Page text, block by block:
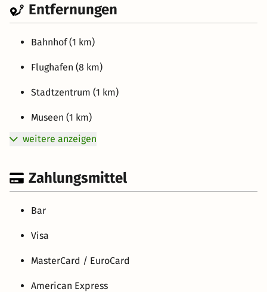
Entfernungen
Bahnhof (1 km)
Flughafen (8 km)
Stadtzentrum (1 km)
Museen (1 km)
weitere anzeigen
Zahlungsmittel
Bar
Visa
MasterCard / EuroCard
American Express